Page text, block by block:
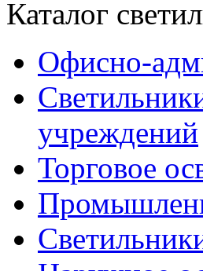
Каталог
Офисно-
учреждений
Торговое